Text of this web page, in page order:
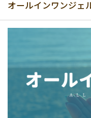
オールインワンジェ